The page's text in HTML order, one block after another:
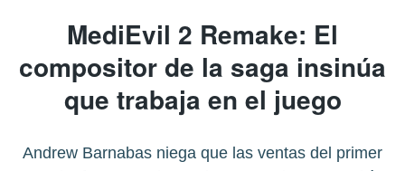
MediEvil 2 Remake: El
compositor de la saga insinúa
que trabaja en el juego
Andrew Barnabas niega que las ventas del primer